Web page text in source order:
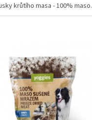
krůtího masa - 100% maso.